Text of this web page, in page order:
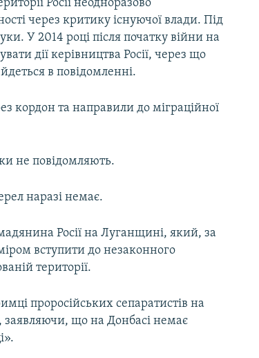
Росії неодноразово
через критику існуючої влади. Під
У 2014 році після початку війни на
дії керівництва Росії, через що
в повідомленні.
кордон та направили до міграційної
не повідомляють.
наразі немає.
Росії на Луганщині, який, за
вступити до незаконного
території.
проросійських сепаратистів на
заявляючи, що на Донбасі немає